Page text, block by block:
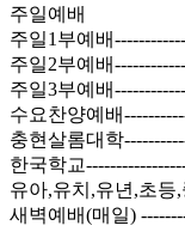
주일예배
주일1부예배
주일2부예배
주일3부예배
수요찬양예배
충현살롬대학
한국학교
유아,유치,유년,초등
새벽예배(매일)